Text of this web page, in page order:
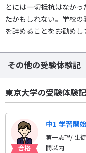
とには一切抵抗はなか
たかもしれない。学校
を辞めることをお勧めし
その他の受験体験記
東京大学の受験体験記
中1 学習開
第一志望/ 生
間以内